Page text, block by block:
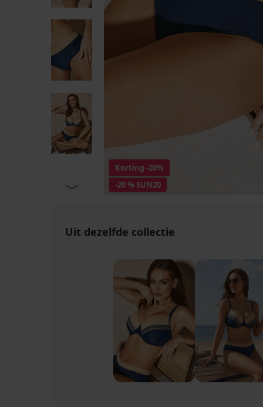
Korting -20%
-20 % SUN20
Uit dezelfde collectie